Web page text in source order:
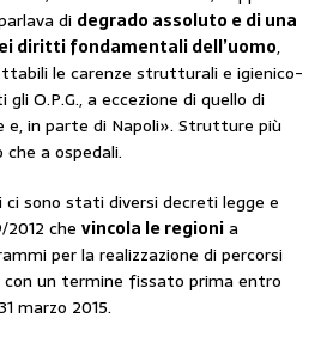
di degrado assoluto e di una
diritti fondamentali dell’uomo,
le carenze strutturali e igienico-
O.P.G., a eccezione di quello di
e, in parte di Napoli». Strutture più
a ospedali.
sono stati diversi decreti legge e
che vincola le regionia
per la realizzazione di percorsi
un termine fissato prima entro
marzo 2015.